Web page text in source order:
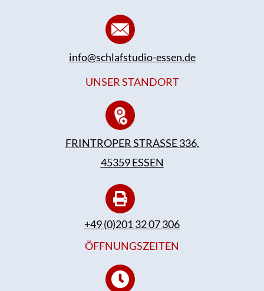
info@schlafstudio-essen.de
UNSER STANDORT
FRINTROPER STRASSE 336,
45359 ESSEN
+49 (0)201 32 07 306
ÖFFNUNGSZEITEN